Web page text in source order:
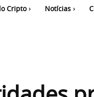
Cripto Notícias